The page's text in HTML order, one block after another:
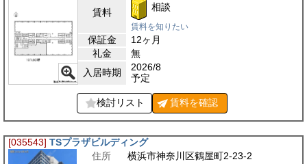
賃料 相談
賃料を知りたい
保証金
12ヶ月
礼金
無
入居時期
2026/8
予定
検討リスト 賃料を確認
[035543] TSプラザビルディング
住所
横浜市神奈川区鶴屋町2-23-2